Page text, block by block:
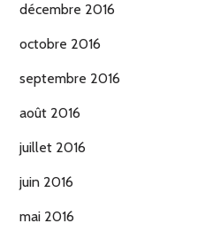
décembre 2016
octobre 2016
septembre 2016
août 2016
juillet 2016
juin 2016
mai 2016